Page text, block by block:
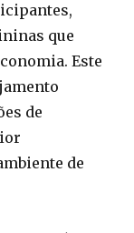
que
Este
de
de